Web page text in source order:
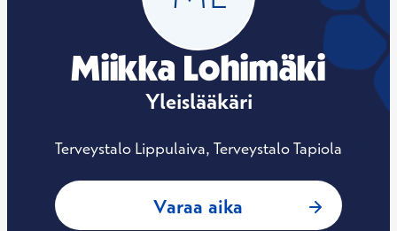
Miikka Lohimäki
Yleislääkäri
Terveystalo Lippulaiva, Terveystalo Tapiola
Varaa aika : Miikka